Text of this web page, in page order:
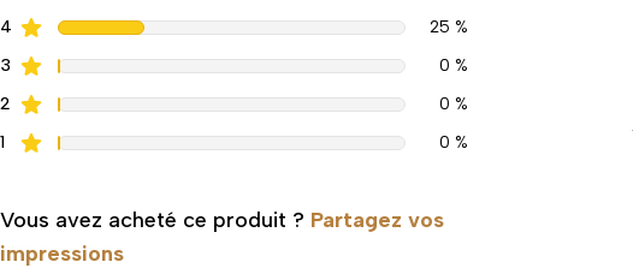
4
25 %
3
0 %
2
0 %
1
0 %
Vous avez acheté ce produit ? Partagez vos
impressions